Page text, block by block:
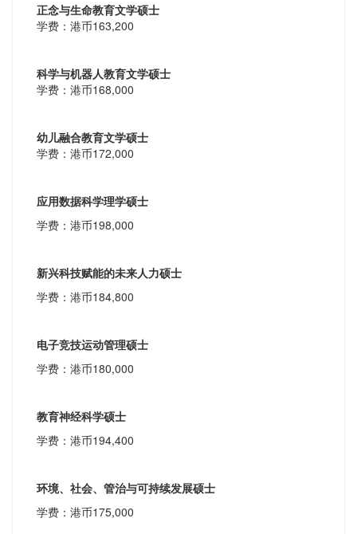
正念与生命教育文学硕士
学费：港币163,200
科学与机器人教育文学硕士
学费：港币168,000
幼儿融合教育文学硕士
学费：港币172,000
应用数据科学理学硕士
学费：港币198,000
新兴科技赋能的未来人力硕士
学费：港币184,800
电子竞技运动管理硕士
学费：港币180,000
教育神经科学硕士
学费：港币194,400
环境、社会、管治与可持续发展硕士
学费：港币175,000